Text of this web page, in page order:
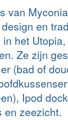
van
en
het
Ze zijn
(bad of
Ipod
en zeezicht.